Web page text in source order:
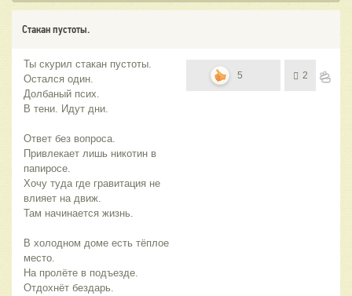
Стакан пустоты.
Ты скурил стакан пустоты.
Остался один.
Долбаный псих.
В тени. Идут дни.
Ответ без вопроса.
Привлекает лишь никотин в
папиросе.
Хочу туда где гравитация не
влияет на движ.
Там начинается жизнь.
В холодном доме есть тёплое
место.
На пролёте в подъезде.
Отдохнёт бездарь.
5 2